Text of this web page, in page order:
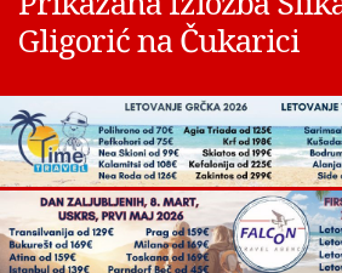
Gligorić na Čukarici